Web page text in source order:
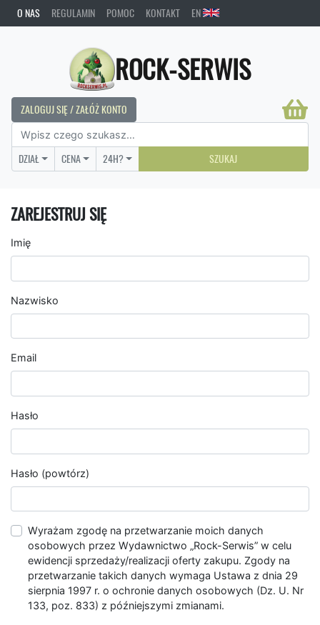
O NAS REGULAMIN POMOC KONTAKT EN
ROCK-SERWIS
ZALOGUJ SIĘ / ZAŁÓŻ KONTO
DZIAŁ CENA 24H? SZUKAJ
ZAREJESTRUJ SIĘ
Imię
Nazwisko
Email
Hasło
Hasło (powtórz)
Wyrażam zgodę na przetwarzanie moich danych
osobowych przez Wydawnictwo „Rock-Serwis” w celu
ewidencji sprzedaży/realizacji oferty zakupu. Zgody na
przetwarzanie takich danych wymaga Ustawa z dnia 29
sierpnia 1997 r. o ochronie danych osobowych (Dz. U. Nr
133, poz. 833) z późniejszymi zmianami.